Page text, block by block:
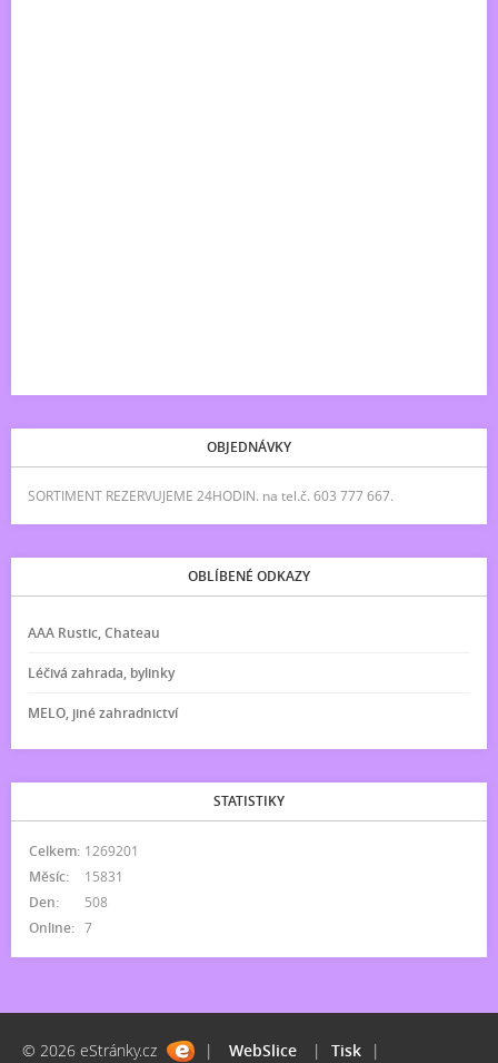
OBJEDNÁVKY
SORTIMENT REZERVUJEME 24HODIN. na tel.č. 603 777 667.
OBLÍBENÉ ODKAZY
AAA Rustic, Chateau
Léčivá zahrada, bylinky
MELO, jiné zahradnictví
STATISTIKY
Online: 7
Celkem: 1269201
Měsíc:
15831
Den:
508
© 2026 eStránky.cz | WebSlice | Tisk |